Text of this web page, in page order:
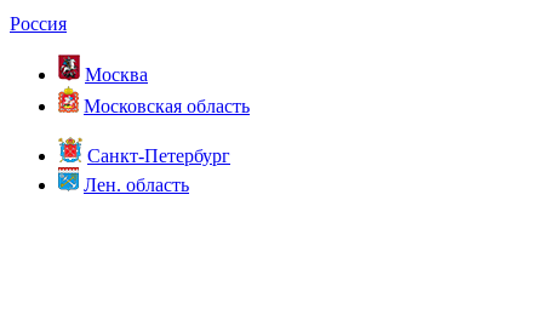
Россия
Москва
Московская область
Санкт-Петербург
Лен. область